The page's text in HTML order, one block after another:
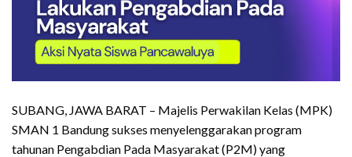
SUBANG, JAWA BARAT – Majelis Perwakilan Kelas (MPK)
SMAN 1 Bandung sukses menyelenggarakan program
tahunan Pengabdian Pada Masyarakat (P2M) yang